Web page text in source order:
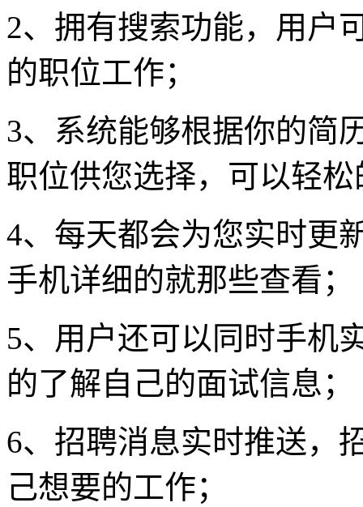
2、拥有搜索功能，用户
的职位工作；
3、系统能够根据你的简
职位供您选择，可以轻
4、每天都会为您实时更
手机详细的就那些查看；
5、用户还可以同时手机
的了解自己的面试信息；
6、招聘消息实时推送，
己想要的工作；